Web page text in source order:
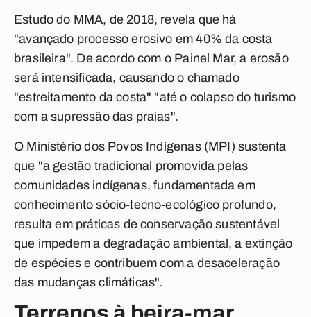
Estudo do MMA, de 2018, revela que há
"avançado processo erosivo em 40% da costa
brasileira". De acordo com o Painel Mar, a erosão
será intensificada, causando o chamado
"estreitamento da costa" "até o colapso do turismo
com a supressão das praias".
O Ministério dos Povos Indígenas (MPI) sustenta
que "a gestão tradicional promovida pelas
comunidades indígenas, fundamentada em
conhecimento sócio-tecno-ecológico profundo,
resulta em práticas de conservação sustentável
que impedem a degradação ambiental, a extinção
de espécies e contribuem com a desaceleração
das mudanças climáticas".